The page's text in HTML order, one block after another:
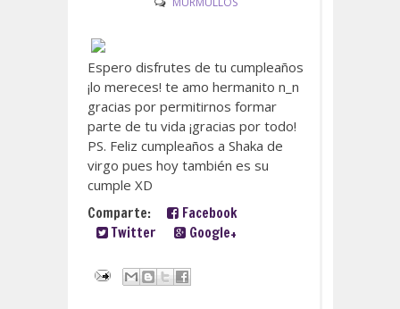
Espero disfrutes de tu cumpleaños
¡lo mereces! te amo hermanito n_n
gracias por permitirnos formar
parte de tu vida ¡gracias por todo!
PS. Feliz cumpleaños a Shaka de
virgo pues hoy también es su
cumple XD
Comparte:
Facebook
Twitter
Google+